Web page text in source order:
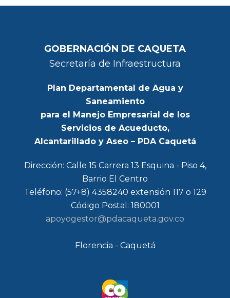
GOBERNACIÓN DE CAQUETA
Secretaría de Infraestructura
Plan Departamental de Agua y
Saneamiento
para el Manejo Empresarial de los
Servicios de Acueducto,
Alcantarillado y Aseo – PDA Caquetá
Dirección: Calle 15 Carrera 13 Esquina - Piso 4,
Barrio El Centro
Teléfono: (57+8) 4358240 extensión 117 o 129
Código Postal: 180001
apoyogestor@pdacaqueta.gov.co
Florencia - Caquetá